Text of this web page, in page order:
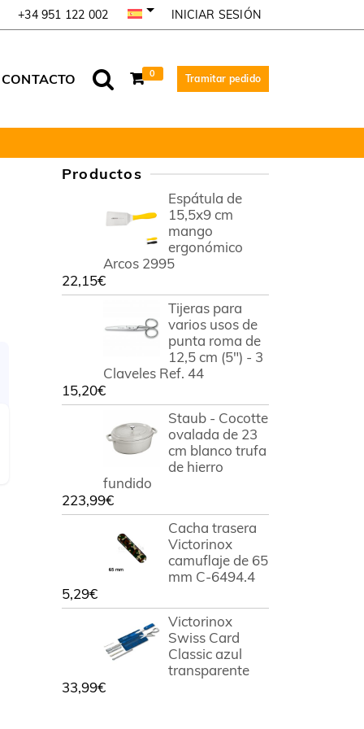
+34 951 122 002 INICIAR SESIÓN
CONTACTO 0 Tramitar pedido
Productos
Espátula de
15,5x9 cm
mango
ergonómico
Arcos 2995
22,15€
Tijeras para
varios usos de
punta roma de
12,5 cm (5") - 3
Claveles Ref. 44
15,20€
Staub - Cocotte
ovalada de 23
cm blanco trufa
de hierro
fundido
223,99€
Cacha trasera
Victorinox
camuflaje de 65
mm C-6494.4
5,29€
Victorinox
Swiss Card
Classic azul
transparente
33,99€